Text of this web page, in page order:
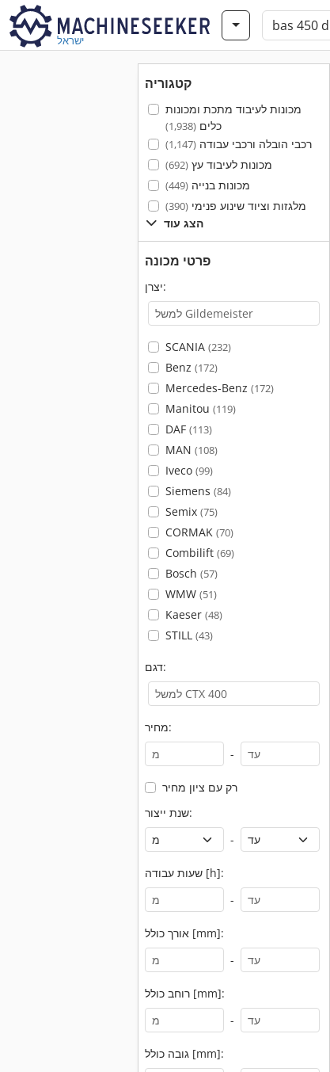
ישראל
קטגוריה
מכונות לעיבוד מתכת ומכונות
כלים(1,938)
רכבי הובלה ורכבי עבודה(1,147)
מכונות לעיבוד עץ(692)
מכונות בנייה(449)
מלגזות וציוד שינוע פנימי(390)
הצג עוד
פרטי מכונה
יצרן:
SCANIA (232)
Benz (172)
Mercedes-Benz (172)
Manitou (119)
DAF (113)
MAN (108)
Iveco (99)
Siemens (84)
Semix (75)
CORMAK (70)
Combilift (69)
Bosch (57)
WMW (51)
Kaeser (48)
STILL (43)
דגם:
מחיר:
-
רק עם ציון מחיר
שנת ייצור:
-
שעות עבודה [h]:
-
אורך כולל [mm]:
-
רוחב כולל [mm]:
-
גובה כולל [mm]: